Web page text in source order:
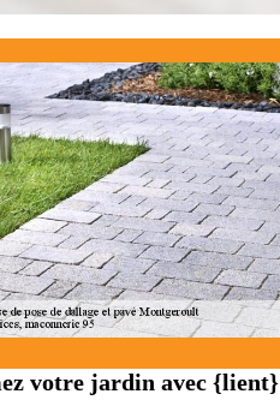
votre jardin avec {lient}